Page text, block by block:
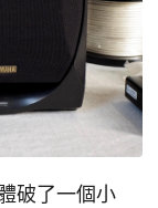
破了一個小